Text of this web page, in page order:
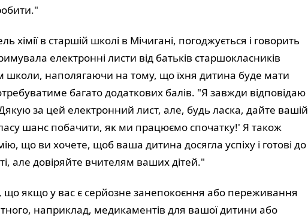
хімії в старшій школі в Мічигані, погоджується і говорить
електронні листи від батьків старшокласників
наполягаючи на тому, що їхня дитина буде мати
багато додаткових балів. "Я завжди відповідаю
за цей електронний лист, але, будь ласка, дайте вашій
шанс побачити, як ми працюємо спочатку!' Я також
що ви хочете, щоб ваша дитина досягла успіху і готові до
але довіряйте вчителям ваших дітей."
що якщо у вас є серйозне занепокоєння або переживання
наприклад, медикаментів для вашої дитини або